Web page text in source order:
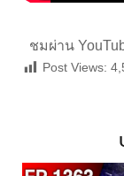
ชมผ่าน
Post Views: